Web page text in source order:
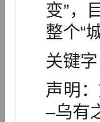
变”，
整个“
关键
声明
–乌有